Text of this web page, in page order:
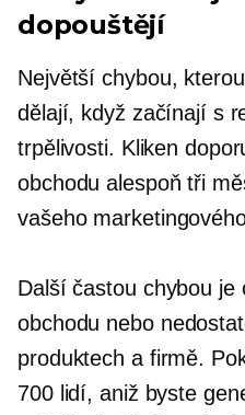
dopouštějí
Největší chybou,
dělají, když začínají s
trpělivosti. Kliken
obchodu alespoň tři
vašeho
Další častou chybou
obchodu nebo
produktech a firmě.
700 lidí, aniž byste